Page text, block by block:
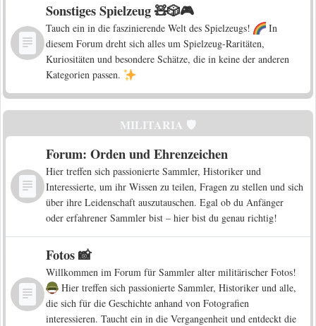
Sonstiges Spielzeug 🧸🎲🎮
Tauch ein in die faszinierende Welt des Spielzeugs!
In
diesem Forum dreht sich alles um Spielzeug-Raritäten,
Kuriositäten und besondere Schätze, die in keine der anderen
Kategorien passen.
MILITARIA 🛡️
Forum: Orden und Ehrenzeichen
Hier treffen sich passionierte Sammler, Historiker und
Interessierte, um ihr Wissen zu teilen, Fragen zu stellen und sich
über ihre Leidenschaft auszutauschen. Egal ob du Anfänger
oder erfahrener Sammler bist – hier bist du genau richtig!
Fotos 📸
Willkommen im Forum für Sammler alter militärischer Fotos!
Hier treffen sich passionierte Sammler, Historiker und alle,
die sich für die Geschichte anhand von Fotografien
interessieren. Taucht ein in die Vergangenheit und entdeckt die